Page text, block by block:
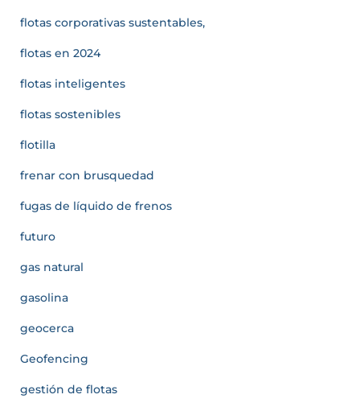
flotas corporativas sustentables,
flotas en 2024
flotas inteligentes
flotas sostenibles
flotilla
frenar con brusquedad
fugas de líquido de frenos
futuro
gas natural
gasolina
geocerca
Geofencing
gestión de flotas